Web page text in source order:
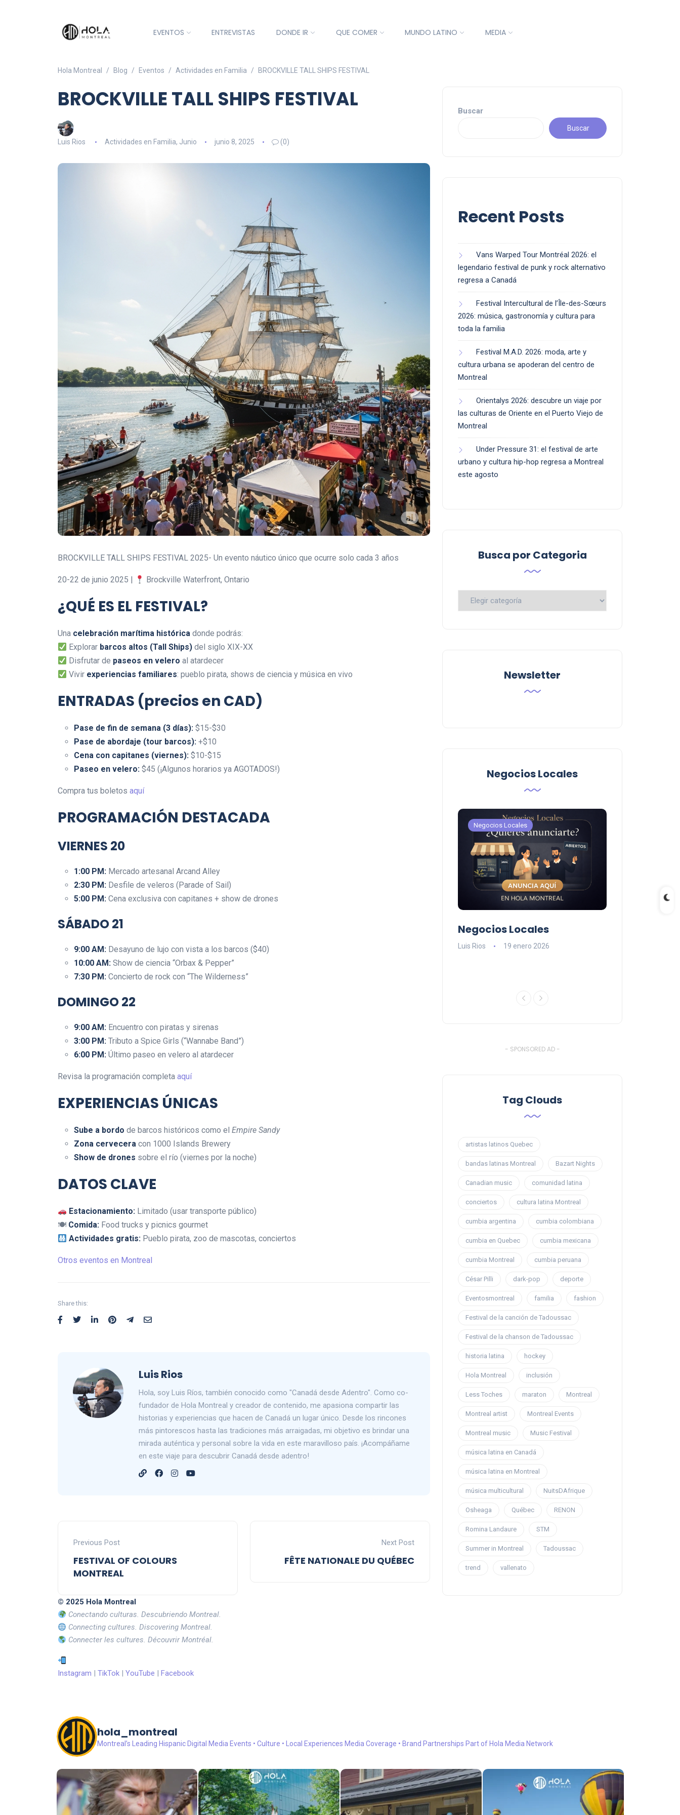
EVENTOS ENTREVISTAS DONDE IR QUE COMER MUNDO LATINO MEDIA
Hola Montreal Blog Eventos Actividades en Familia BROCKVILLE TALL SHIPS FESTIVAL
BROCKVILLE TALL SHIPS FESTIVAL
Luis Rios Actividades en Familia, Junio junio 8, 2025 (0)
BROCKVILLE TALL SHIPS FESTIVAL 2025- Un evento náutico único que ocurre solo cada 3 años
20-22 de junio 2025 | Brockville Waterfront, Ontario
¿QUÉ ES EL FESTIVAL?
Una celebración marítima histórica donde podrás:
Explorar barcos altos (Tall Ships) del siglo XIX-XX
Disfrutar de paseos en velero al atardecer
Vivir experiencias familiares: pueblo pirata, shows de ciencia y música en vivo
ENTRADAS (precios en CAD)
Pase de fin de semana (3 días): $15-$30
Pase de abordaje (tour barcos): +$10
Cena con capitanes (viernes): $10-$15
Paseo en velero: $45 (¡Algunos horarios ya AGOTADOS!)
Compra tus boletos aquí
PROGRAMACIÓN DESTACADA
VIERNES 20
1:00 PM: Mercado artesanal Arcand Alley
2:30 PM: Desfile de veleros (Parade of Sail)
5:00 PM: Cena exclusiva con capitanes + show de drones
SÁBADO 21
9:00 AM: Desayuno de lujo con vista a los barcos ($40)
10:00 AM: Show de ciencia “Orbax & Pepper”
7:30 PM: Concierto de rock con “The Wilderness”
DOMINGO 22
9:00 AM: Encuentro con piratas y sirenas
3:00 PM: Tributo a Spice Girls (“Wannabe Band”)
6:00 PM: Último paseo en velero al atardecer
Revisa la programación completa aquí
EXPERIENCIAS ÚNICAS
Sube a bordo de barcos históricos como el Empire Sandy
Zona cervecera con 1000 Islands Brewery
Show de drones sobre el río (viernes por la noche)
DATOS CLAVE
Estacionamiento: Limitado (usar transporte público)
🍽 Comida: Food trucks y picnics gourmet
Actividades gratis: Pueblo pirata, zoo de mascotas, conciertos
Otros eventos en Montreal
Share this:
Luis Rios
Hola, soy Luis Ríos, también conocido como "Canadá desde Adentro". Como co-
fundador de Hola Montreal y creador de contenido, me apasiona compartir las
historias y experiencias que hacen de Canadá un lugar único. Desde los rincones
más pintorescos hasta las tradiciones más arraigadas, mi objetivo es brindar una
mirada auténtica y personal sobre la vida en este maravilloso país. ¡Acompáñame
en este viaje para descubrir Canadá desde adentro!
Previous Post
FESTIVAL OF COLOURS
MONTREAL
Next Post
FÊTE NATIONALE DU QUÉBEC
Buscar
Buscar
Recent Posts
Vans Warped Tour Montréal 2026: el
legendario festival de punk y rock alternativo
regresa a Canadá
Festival Intercultural de l’Île-des-Sœurs
2026: música, gastronomía y cultura para
toda la familia
Festival M.A.D. 2026: moda, arte y
cultura urbana se apoderan del centro de
Montreal
Orientalys 2026: descubre un viaje por
las culturas de Oriente en el Puerto Viejo de
Montreal
Under Pressure 31: el festival de arte
urbano y cultura hip-hop regresa a Montreal
este agosto
Busca por Categoria
Busca
Newsletter
Negocios Locales
Negocios Locales
Negocios Locales
Luis Rios 19 enero 2026
- SPONSORED AD -
Tag Clouds
artistas latinos Quebec
bandas latinas Montreal Bazart Nights
Canadian music comunidad latina
conciertos cultura latina Montreal
cumbia argentina cumbia colombiana
cumbia en Quebec cumbia mexicana
cumbia Montreal cumbia peruana
César Pilli dark-pop deporte
Eventosmontreal familia fashion
Festival de la canción de Tadoussac
Festival de la chanson de Tadoussac
historia latina hockey
Hola Montreal inclusión
Less Toches maraton Montreal
Montreal artist Montreal Events
Montreal music Music Festival
música latina en Canadá
música latina en Montreal
música multicultural NuitsDAfrique
Osheaga Québec RENON
Romina Landaure STM
Summer in Montreal Tadoussac
trend vallenato
© 2025 Hola Montreal
Conectando culturas. Descubriendo Montreal.
Connecting cultures. Discovering Montreal.
Connecter les cultures. Découvrir Montréal.
Instagram | TikTok | YouTube | Facebook
hola_montreal
Montreal’s Leading Hispanic Digital Media Events • Culture • Local Experiences Media Coverage • Brand Partnerships Part of Hola Media Network